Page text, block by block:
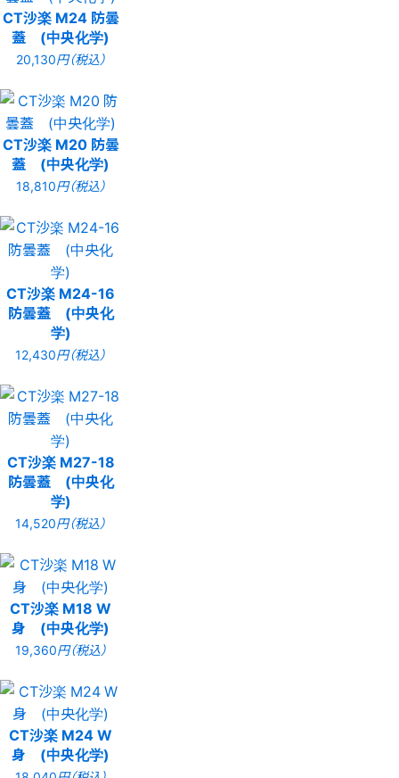
CT沙楽 M24 防曇
蓋 (中央化学)
20,130円（税込）
CT沙楽 M20 防曇
蓋 (中央化学)
18,810円（税込）
CT沙楽 M24-16
防曇蓋 (中央化
学)
12,430円（税込）
CT沙楽 M27-18
防曇蓋 (中央化
学)
14,520円（税込）
CT沙楽 M18 W
身 (中央化学)
19,360円（税込）
CT沙楽 M24 W
身 (中央化学)